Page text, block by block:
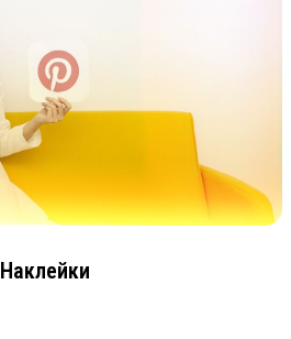
Наклейки